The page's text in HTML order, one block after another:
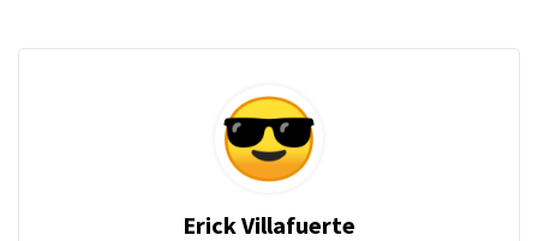
Erick Villafuerte